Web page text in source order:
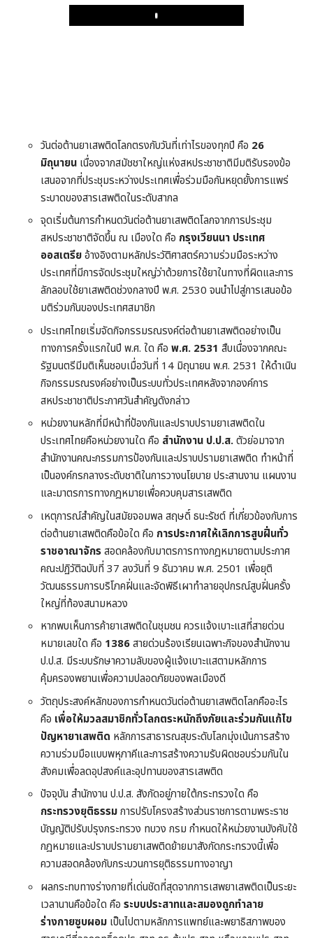
Play
วันต่อต้านยาเสพติดโลกตรงกับวันที่เท่าไรของทุกปี คือ 26
มิถุนายนเนื่องจากสมัชชาใหญ่แห่งสหประชาชาติมีมติรับรองข้อ
เสนอจากที่ประชุมระหว่างประเทศเพื่อร่วมมือกันหยุดยั้งการแพร่
ระบาดของสารเสพติดในระดับสากล
จุดเริ่มต้นการกำหนดวันต่อต้านยาเสพติดโลกจากการประชุม
สหประชาชาติจัดขึ้น ณ เมืองใด คือ กรุงเวียนนา ประเทศ
ออสเตรียอ้างอิงตามหลักประวัติศาสตร์ความร่วมมือระหว่าง
ประเทศที่มีการจัดประชุมใหญ่ว่าด้วยการใช้ยาในทางที่ผิดและการ
ลักลอบใช้ยาเสพติดช่วงกลางปี พ.ศ. 2530 จนนำไปสู่การเสนอข้อ
มติร่วมกันของประเทศสมาชิก
ประเทศไทยเริ่มจัดกิจกรรมรณรงค์ต่อต้านยาเสพติดอย่างเป็น
ทางการครั้งแรกในปี พ.ศ. ใด คือ พ.ศ. 2531 สืบเนื่องจากคณะ
รัฐมนตรีมีมติเห็นชอบเมื่อวันที่ 14 มิถุนายน พ.ศ. 2531 ให้ดำเนิน
กิจกรรมรณรงค์อย่างเป็นระบบทั่วประเทศหลังจากองค์การ
สหประชาชาติประกาศวันสำคัญดังกล่าว
หน่วยงานหลักที่มีหน้าที่ป้องกันและปราบปรามยาเสพติดใน
ประเทศไทยคือหน่วยงานใด คือ สำนักงาน ป.ป.ส.ตัวย่อมาจาก
สำนักงานคณะกรรมการป้องกันและปราบปรามยาเสพติด ทำหน้าที่
เป็นองค์กรกลางระดับชาติในการวางนโยบาย ประสานงาน แผนงาน
และมาตรการทางกฎหมายเพื่อควบคุมสารเสพติด
เหตุการณ์สำคัญในสมัยจอมพล สฤษดิ์ ธนะรัชต์ ที่เกี่ยวข้องกับการ
ต่อต้านยาเสพติดคือข้อใด คือ การประกาศให้เลิกการสูบฝิ่นทั่ว
ราชอาณาจักรสอดคล้องกับมาตรการทางกฎหมายตามประกาศ
คณะปฏิวัติฉบับที่ 37 ลงวันที่ 9 ธันวาคม พ.ศ. 2501 เพื่อยุติ
วัฒนธรรมการบริโภคฝิ่นและจัดพิธีเผาทำลายอุปกรณ์สูบฝิ่นครั้ง
ใหญ่ที่ท้องสนามหลวง
หากพบเห็นการค้ายาเสพติดในชุมชน ควรแจ้งเบาะแสที่สายด่วน
หมายเลขใด คือ 1386สายด่วนร้องเรียนเฉพาะกิจของสำนักงาน
ป.ป.ส. มีระบบรักษาความลับของผู้แจ้งเบาะแสตามหลักการ
คุ้มครองพยานเพื่อความปลอดภัยของพลเมืองดี
วัตถุประสงค์หลักของการกำหนดวันต่อต้านยาเสพติดโลกคืออะไร
คือ เพื่อให้มวลสมาชิกทั่วโลกตระหนักถึงภัยและร่วมกันแก้ไข
ปัญหายาเสพติด หลักการสาธารณสุขระดับโลกมุ่งเน้นการสร้าง
ความร่วมมือแบบพหุภาคีและการสร้างความรับผิดชอบร่วมกันใน
สังคมเพื่อลดอุปสงค์และอุปทานของสารเสพติด
ปัจจุบัน สำนักงาน ป.ป.ส. สังกัดอยู่ภายใต้กระทรวงใด คือ
กระทรวงยุติธรรมการปรับโครงสร้างส่วนราชการตามพระราช
บัญญัติปรับปรุงกระทรวง ทบวง กรม กำหนดให้หน่วยงานบังคับใช้
กฎหมายและปราบปรามยาเสพติดย้ายมาสังกัดกระทรวงนี้เพื่อ
ความสอดคล้องกับกระบวนการยุติธรรมทางอาญา
ผลกระทบทางร่างกายที่เด่นชัดที่สุดจากการเสพยาเสพติดเป็นระยะ
เวลานานคือข้อใด คือ ระบบประสาทและสมองถูกทำลาย
ร่างกายซูบผอมเป็นไปตามหลักการแพทย์และพยาธิสภาพของ